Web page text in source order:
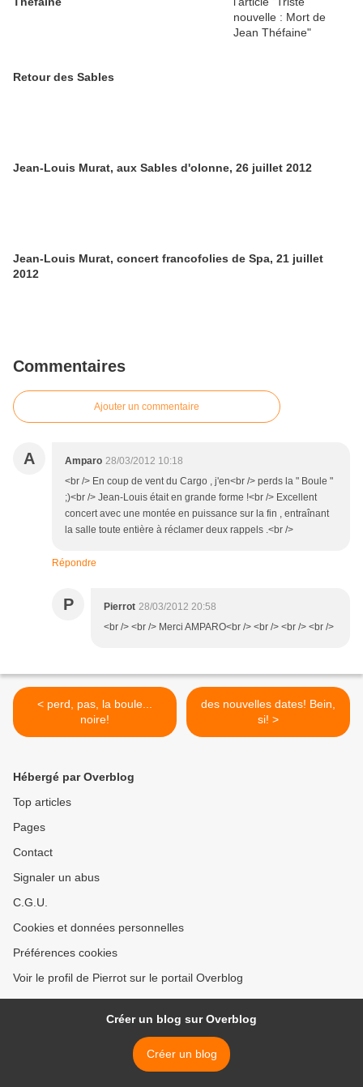
Retour des Sables
Jean-Louis Murat, aux Sables d'olonne, 26 juillet 2012
Jean-Louis Murat, concert francofolies de Spa, 21 juillet
2012
Commentaires
Ajouter un commentaire
A Amparo 28/03/2012 10:18
<br /> En coup de vent du Cargo , j'en<br /> perds la " Boule "
;)<br /> Jean-Louis était en grande forme !<br /> Excellent
concert avec une montée en puissance sur la fin , entraînant
la salle toute entière à réclamer deux rappels .<br />
Répondre
P Pierrot 28/03/2012 20:58
<br /> <br /> Merci AMPARO<br /> <br /> <br /> <br />
< perd, pas, la boule...
noire!
des nouvelles dates! Bein,
si! >
Hébergé par Overblog
Top articles
Pages
Contact
Signaler un abus
C.G.U.
Cookies et données personnelles
Préférences cookies
Voir le profil de Pierrot sur le portail Overblog
Créer un blog sur Overblog
Créer un blog